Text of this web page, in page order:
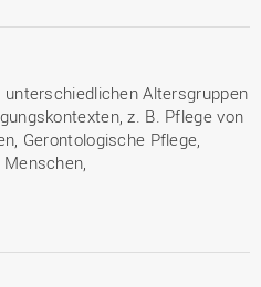
Altersgruppen
z. B. Pflege von
Gerontologische Pflege,